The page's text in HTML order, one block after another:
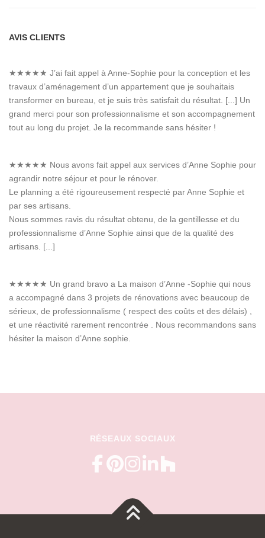
AVIS CLIENTS
★★★★★ J’ai fait appel à Anne-Sophie pour la conception et les
travaux d’aménagement d’un appartement que je souhaitais
transformer en bureau, et je suis très satisfait du résultat. [...] Un
grand merci pour son professionnalisme et son accompagnement
tout au long du projet. Je la recommande sans hésiter !
★★★★★ Nous avons fait appel aux services d’Anne Sophie pour
agrandir notre séjour et pour le rénover.
Le planning a été rigoureusement respecté par Anne Sophie et
par ses artisans.
Nous sommes ravis du résultat obtenu, de la gentillesse et du
professionnalisme d’Anne Sophie ainsi que de la qualité des
artisans. [...]
★★★★★ Un grand bravo a La maison d’Anne -Sophie qui nous
a accompagné dans 3 projets de rénovations avec beaucoup de
sérieux, de professionnalisme ( respect des coûts et des délais) ,
et une réactivité rarement rencontrée . Nous recommandons sans
hésiter la maison d’Anne sophie.
RÉSEAUX SOCIAUX